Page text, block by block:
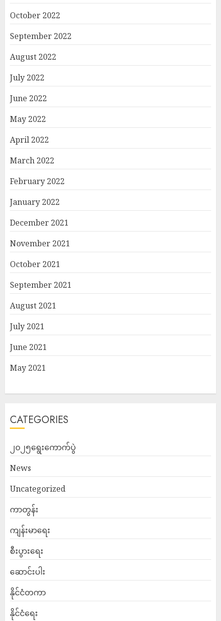
October 2022
September 2022
August 2022
July 2022
June 2022
May 2022
April 2022
March 2022
February 2022
January 2022
December 2021
November 2021
October 2021
September 2021
August 2021
July 2021
June 2021
May 2021
CATEGORIES
၂၀၂၅ရွေးကောက်ပွဲ
News
Uncategorized
ကာတွန်း
ကျန်းမာရေး
စီးပွားရေး
ဆောင်းပါး
နိုင်ငံတကာ
နိုင်ငံရေး